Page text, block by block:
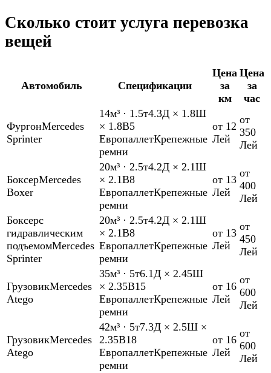
Сколько стоит услуга перевозка
вещей
Автомобиль Спецификации
Цена
за
км
Цена
за
час
ФургонMercedes
Sprinter
14м³ · 1.5т4.3Д × 1.8Ш
× 1.8В5
ЕвропаллетКрепежные
ремни
от 12
Лей
от
350
Лей
БоксерMercedes
Boxer
20м³ · 2.5т4.2Д × 2.1Ш
× 2.1В8
ЕвропаллетКрепежные
ремни
от 13
Лей
от
400
Лей
Боксерс
гидравлическим
подъемомMercedes
Sprinter
20м³ · 2.5т4.2Д × 2.1Ш
× 2.1В8
ЕвропаллетКрепежные
ремни
от 13
Лей
от
450
Лей
ГрузовикMercedes
Atego
35м³ · 5т6.1Д × 2.45Ш
× 2.35В15
ЕвропаллетКрепежные
ремни
от 16
Лей
от
600
Лей
ГрузовикMercedes
Atego
42м³ · 5т7.3Д × 2.5Ш ×
2.35В18
ЕвропаллетКрепежные
ремни
от 16
Лей
от
600
Лей